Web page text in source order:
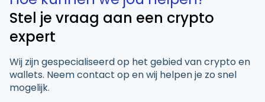
Stel je vraag aan een crypto
expert
Wij zijn gespecialiseerd op het gebied van crypto en
wallets. Neem contact op en wij helpen je zo snel
mogelijk.